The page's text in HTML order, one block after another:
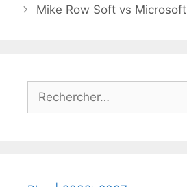
Mike Row Soft vs Microsoft